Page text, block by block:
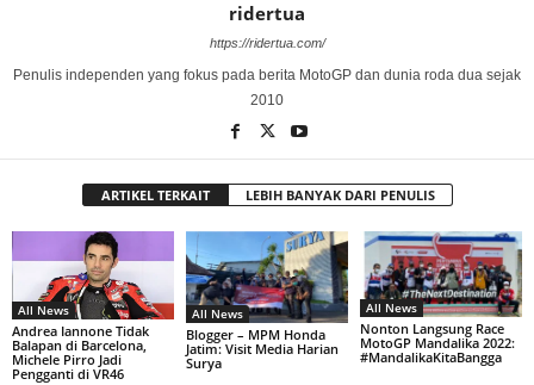
ridertua
https://ridertua.com/
Penulis independen yang fokus pada berita MotoGP dan dunia roda dua sejak
2010
ARTIKEL TERKAIT LEBIH BANYAK DARI PENULIS
All News
Andrea Iannone Tidak
Balapan di Barcelona,
Michele Pirro Jadi
Pengganti di VR46
All News
Blogger – MPM Honda
Jatim: Visit Media Harian
Surya
All News
Nonton Langsung Race
MotoGP Mandalika 2022:
#MandalikaKitaBangga